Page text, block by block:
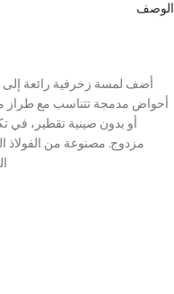
الوصف
أضف لمسة زخرفية رائعة
أحواض مدمجة تتناسب مع
أو بدون صينية تقطير،